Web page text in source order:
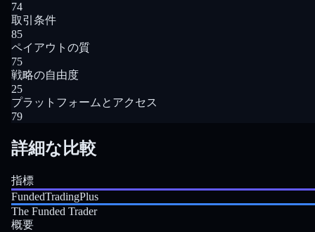
74
取引条件
85
ペイアウトの質
75
戦略の自由度
25
プラットフォームとアクセス
79
詳細な比較
指標
FundedTradingPlus
The Funded Trader
概要